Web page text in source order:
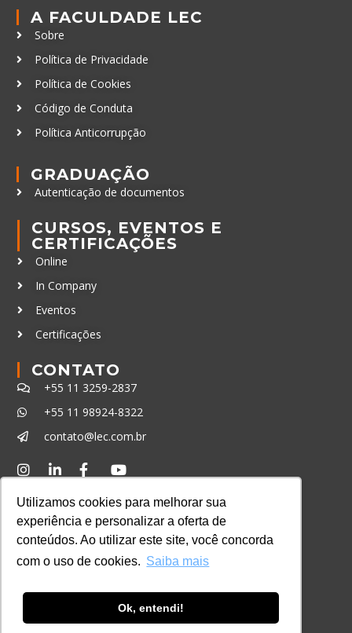
Utilizamos cookies para melhorar sua
experiência e personalizar a oferta de
conteúdos. Ao utilizar este site, você concorda
com o uso de cookies. Saiba mais
Ok, entendi!
A FACULDADE LEC
Sobre
Política de Privacidade
Política de Cookies
Código de Conduta
Política Anticorrupção
GRADUAÇÃO
Autenticação de documentos
CURSOS, EVENTOS E
CERTIFICAÇÕES
Online
In Company
Eventos
Certificações
CONTATO
+55 11 3259-2837
+55 11 98924-8322
contato@lec.com.br
Consulte aqui o cadastro da Instituição no
Sistema e-MEC